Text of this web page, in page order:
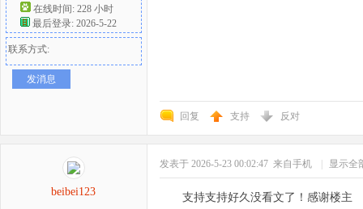
在线时间: 228 小时
最后登录: 2026-5-22
联系方式:
发消息
回复 支持 反对
beibei123
发表于 2026-5-23 00:02:47 来自手机 显示全
支持支持好久没看文了！感谢楼主